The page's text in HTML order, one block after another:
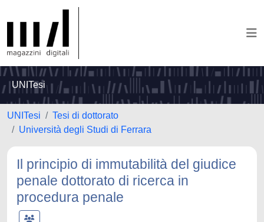
UNITesi
UNITesi
Tesi di dottorato
Università degli Studi di Ferrara
Il principio di immutabilità del giudice
penale dottorato di ricerca in
procedura penale